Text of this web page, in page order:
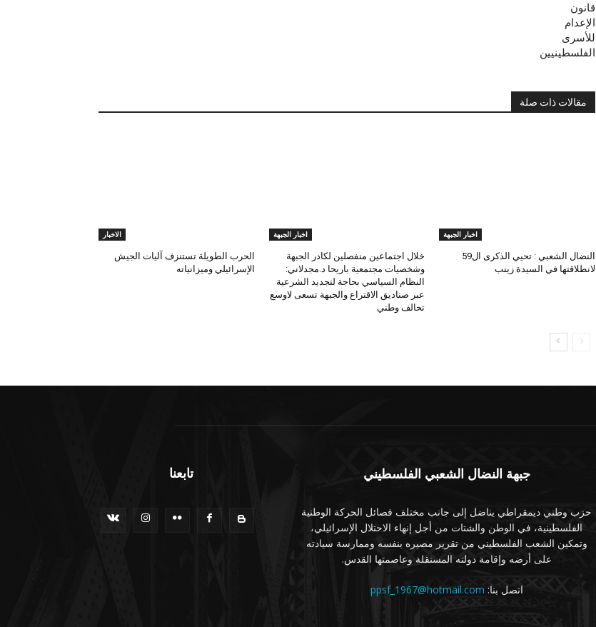
قانون
الإعدام
للأسرى
الفلسطينيين
مقالات ذات صلة
اخبار الجبهة
النضال الشعبي : تحيي الذكرى ال59
لانطلاقتها في السيدة زينب
اخبار الجبهة
خلال اجتماعين منفصلين لكادر الجبهة
وشخصيات مجتمعية باريحا د.مجدلاني:
النظام السياسي بحاجة لتجديد الشرعية
عبر صناديق الاقتراع والجبهة تسعى لاوسع
تحالف وطني
الاخبار
الحرب الطويلة تستنزف آليات الجيش
الإسرائيلي وميزانياته
تابعنا جبهة النضال الشعبي الفلسطيني
حزب وطني ديمقراطي يناضل إلى جانب مختلف فصائل الحركة الوطنية
الفلسطينية، في الوطن والشتات من أجل إنهاء الاحتلال الإسرائيلي،
وتمكين الشعب الفلسطيني من تقرير مصيره بنفسه وممارسة سيادته
على أرضه وإقامة دولته المستقلة وعاصمتها القدس.
اتصل بنا: ppsf_1967@hotmail.com